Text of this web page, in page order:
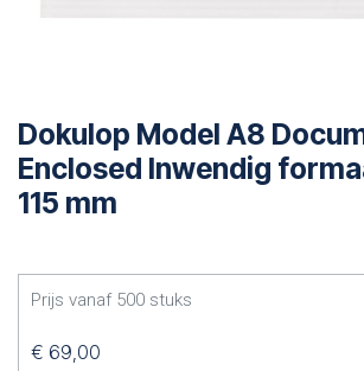
Dokulop Model A8
Enclosed Inwendig
115 mm
Prijs vanaf 500 stuks
€ 69,00